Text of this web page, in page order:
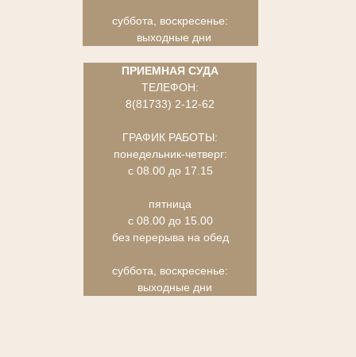
суббота, воскресенье:
выходные дни
ПРИЕМНАЯ СУДА
ТЕЛЕФОН:
8(81733) 2-12-62
ГРАФИК РАБОТЫ:
понедельник-четверг:
с 08.00 до 17.15
пятница
с 08.00 до 15.00
без перерыва на обед
суббота, воскресенье:
выходные дни